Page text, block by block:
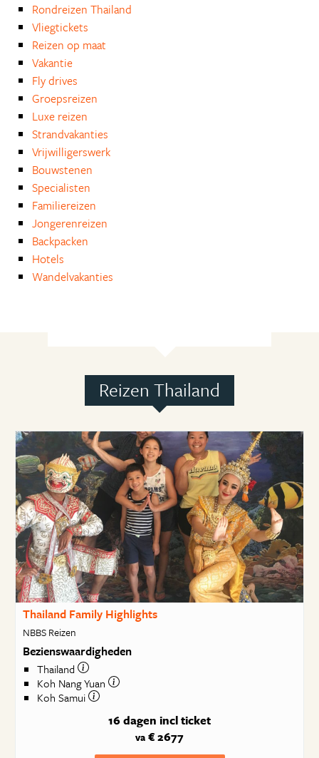
Rondreizen Thailand
Vliegtickets
Reizen op maat
Vakantie
Fly drives
Groepsreizen
Luxe reizen
Strandvakanties
Vrijwilligerswerk
Bouwstenen
Specialisten
Familiereizen
Jongerenreizen
Backpacken
Hotels
Wandelvakanties
Reizen Thailand
Thailand Family Highlights
NBBS Reizen
Bezienswaardigheden
Thailand
Koh Nang Yuan
Koh Samui
16 dagen incl ticket
va € 2677